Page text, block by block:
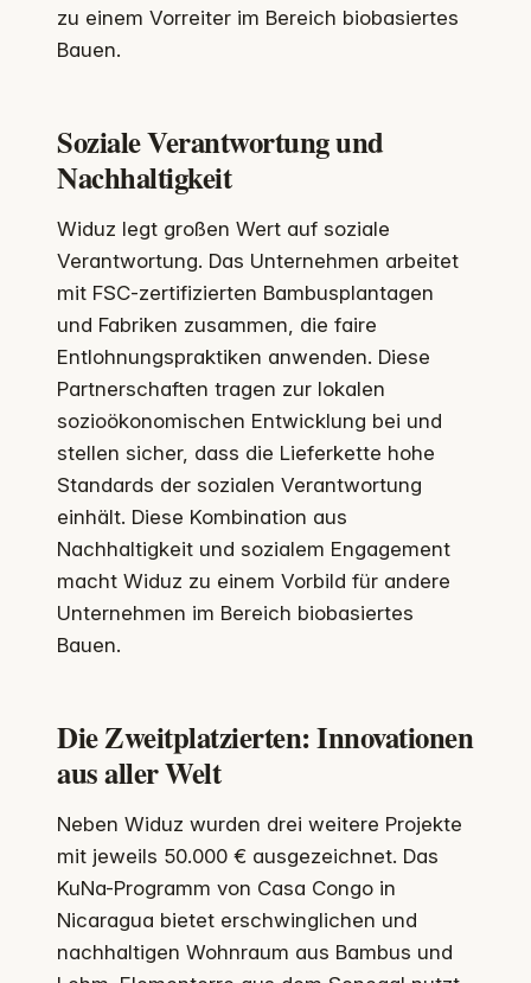
zu einem Vorreiter im Bereich biobasiertes
Bauen.
Soziale Verantwortung und
Nachhaltigkeit
Widuz legt großen Wert auf soziale
Verantwortung. Das Unternehmen arbeitet
mit FSC-zertifizierten Bambusplantagen
und Fabriken zusammen, die faire
Entlohnungspraktiken anwenden. Diese
Partnerschaften tragen zur lokalen
sozioökonomischen Entwicklung bei und
stellen sicher, dass die Lieferkette hohe
Standards der sozialen Verantwortung
einhält. Diese Kombination aus
Nachhaltigkeit und sozialem Engagement
macht Widuz zu einem Vorbild für andere
Unternehmen im Bereich biobasiertes
Bauen.
Die Zweitplatzierten: Innovationen
aus aller Welt
Neben Widuz wurden drei weitere Projekte
mit jeweils 50.000 € ausgezeichnet. Das
KuNa-Programm von Casa Congo in
Nicaragua bietet erschwinglichen und
nachhaltigen Wohnraum aus Bambus und